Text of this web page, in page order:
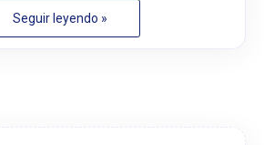
Seguir leyendo »